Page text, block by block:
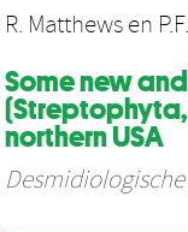
R. Matthews en
Some new
northern USA